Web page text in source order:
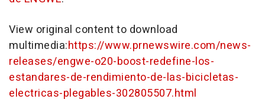
View original content to download
multimedia:https://www.prnewswire.com/news-
releases/engwe-o20-boost-redefine-los-
estandares-de-rendimiento-de-las-bicicletas-
electricas-plegables-302805507.html